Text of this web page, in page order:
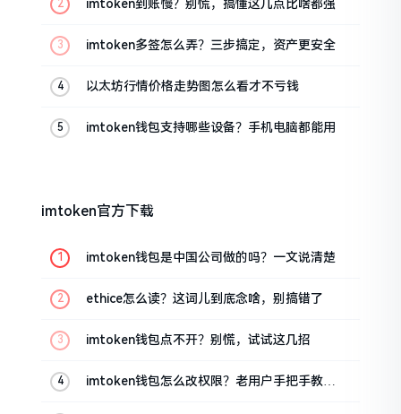
imtoken到账慢？别慌，搞懂这几点比啥都强
imtoken多签怎么弄？三步搞定，资产更安全
以太坊行情价格走势图怎么看才不亏钱
imtoken钱包支持哪些设备？手机电脑都能用
imtoken官方下载
imtoken钱包是中国公司做的吗？一文说清楚
ethice怎么读？这词儿到底念啥，别搞错了
imtoken钱包点不开？别慌，试试这几招
imtoken钱包怎么改权限？老用户手把手教你